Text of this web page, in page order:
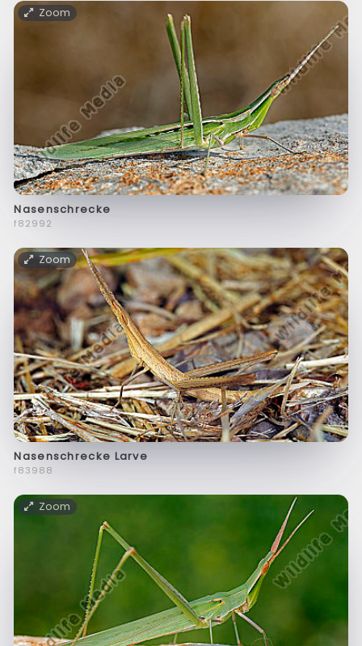
Zoom
Nasenschrecke
f82992
Zoom
Nasenschrecke Larve
f83988
Zoom